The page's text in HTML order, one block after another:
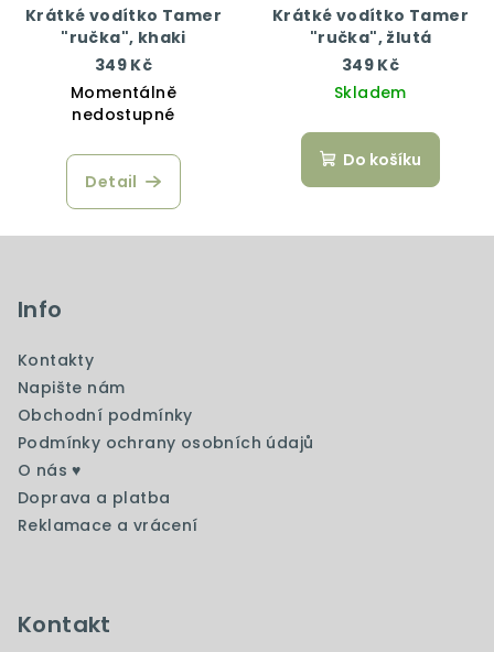
Krátké vodítko Tamer
"ručka", khaki
349 Kč
Momentálně
nedostupné
Detail
Krátké vodítko Tamer
"ručka", žlutá
349 Kč
Skladem
Do košíku
Info
Kontakty
Napište nám
Obchodní podmínky
Podmínky ochrany osobních údajů
O nás ♥️
Doprava a platba
Reklamace a vrácení
Kontakt